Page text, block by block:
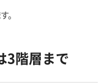
。
3階層まで